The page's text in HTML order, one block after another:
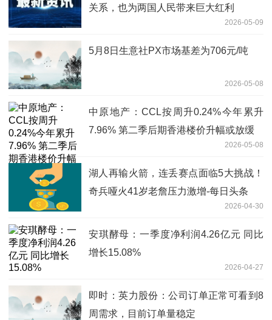
关系，也为两国人民带来巨大红利
2026-05-09
5月8日生意社PX市场基差为706元/吨
2026-05-08
中原地产：CCL按周升0.24%今年累升
7.96% 第二季后期香港楼价升幅或放缓
2026-05-08
湖人再输火箭，连丢赛点面临5大挑战！
奇兵哑火41岁老詹压力激增-每日头条
2026-04-30
安琪酵母：一季度净利润4.26亿元 同比
增长15.08%
2026-04-27
即时：英力股份：公司订单正常可看到8
周需求，目前订单量稳定